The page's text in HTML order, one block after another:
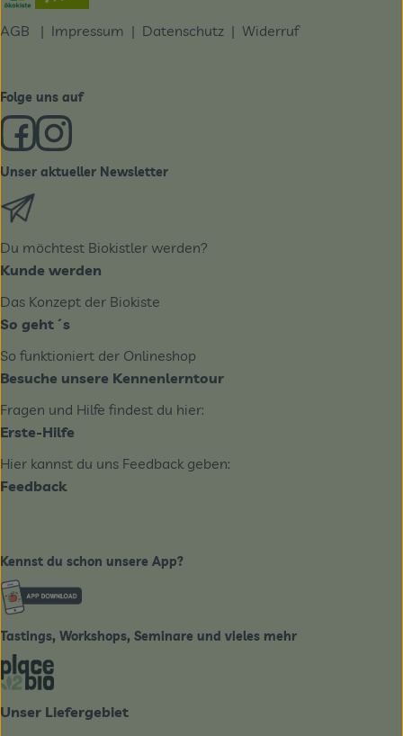
AGB | Impressum | Datenschutz | Widerruf
Folge uns auf
Externer Link zu https://www.facebook.com/derBiobote/
Externer Link zu https://www.instagram.com/
Unser aktueller Newsletter
Du möchtest Biokistler werden?
Kunde werden
Das Konzept der Biokiste
So geht´s
So funktioniert der Onlineshop
Besuche unsere Kennenlerntour
Fragen und Hilfe findest du hier:
Erste-Hilfe
Hier kannst du uns Feedback geben:
Feedback
Kennst du schon unsere App?
Externer Link zu https://www.biobote-
Tastings, Workshops, Seminare und vieles mehr
Externer Link zu https://place2bio.de/
Unser Liefergebiet